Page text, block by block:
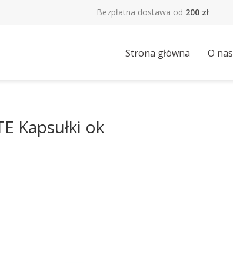
Bezpłatna dostawa od 200 zł
Strona główna O nas
Kapsułki ok